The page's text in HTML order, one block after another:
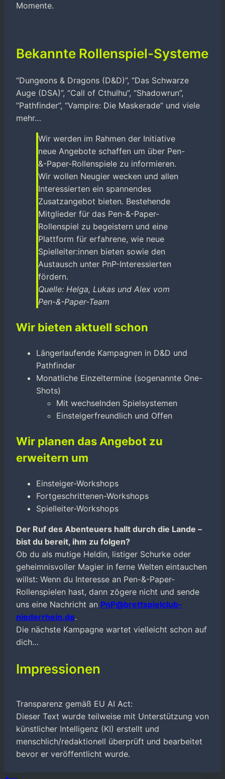
Momente.
Bekannte Rollenspiel-Systeme
“Dungeons & Dragons (D&D)”, “Das Schwarze
Auge (DSA)”, “Call of Cthulhu”, “Shadowrun”,
”Pathfinder”, “Vampire: Die Maskerade” und viele
mehr…
Wir werden im Rahmen der Initiative
neue Angebote schaffen um über Pen-
&-Paper-Rollenspiele zu informieren.
Wir wollen Neugier wecken und allen
Interessierten ein spannendes
Zusatzangebot bieten. Bestehende
Mitglieder für das Pen-&-Paper-
Rollenspiel zu begeistern und eine
Plattform für erfahrene, wie neue
Spielleiter:innen bieten sowie den
Austausch unter PnP-Interessierten
fördern.
Quelle: Helga, Lukas und Alex vom
Pen-&-Paper-Team
Wir bieten aktuell schon
Längerlaufende Kampagnen in D&D und
Pathfinder
Monatliche Einzeltermine (sogenannte One-
Shots)
Mit wechselnden Spielsystemen
Einsteigerfreundlich und Offen
Wir planen das Angebot zu
erweitern um
Einsteiger-Workshops
Fortgeschrittenen-Workshops
Spielleiter-Workshops
Der Ruf des Abenteuers hallt durch die Lande –
bist du bereit, ihm zu folgen?
Ob du als mutige Heldin, listiger Schurke oder
geheimnisvoller Magier in ferne Welten eintauchen
willst: Wenn du Interesse an Pen-&-Paper-
Rollenspielen hast, dann zögere nicht und sende
uns eine Nachricht an PnP@brettspielclub-
niederrhein.de.
Die nächste Kampagne wartet vielleicht schon auf
dich…
Impressionen
Transparenz gemäß EU AI Act:
Dieser Text wurde teilweise mit Unterstützung von
künstlicher Intelligenz (KI) erstellt und
menschlich/redaktionell überprüft und bearbeitet
bevor er veröffentlicht wurde.